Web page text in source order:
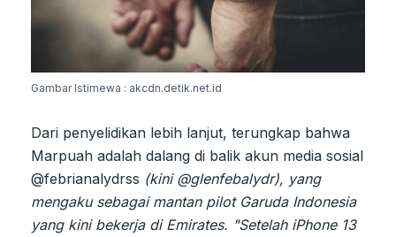
Gambar Istimewa : akcdn.detik.net.id
Dari penyelidikan lebih lanjut, terungkap bahwa
Marpuah adalah dalang di balik akun media sosial
@febrianalydrss (kini @glenfebalydr), yang
mengaku sebagai mantan pilot Garuda Indonesia
yang kini bekerja di Emirates. "Setelah iPhone 13